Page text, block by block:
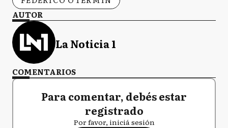
AUTOR
La Noticia 1
COMENTARIOS
Para comentar, debés estar
registrado
Por favor, iniciá sesión